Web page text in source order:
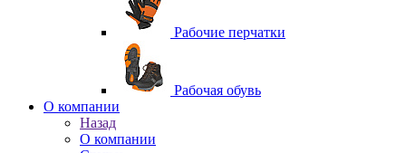
Рабочие перчатки
Рабочая обувь
O компании
Назад
O компании